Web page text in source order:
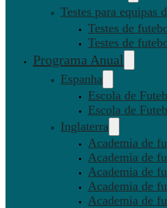
Testes para equipas
Testes de
Testes de
Programa Anual
Espanha
Escola de
Escola de
Inglaterra
Academia de
Academia de
Academia de
Academia de
Academia de